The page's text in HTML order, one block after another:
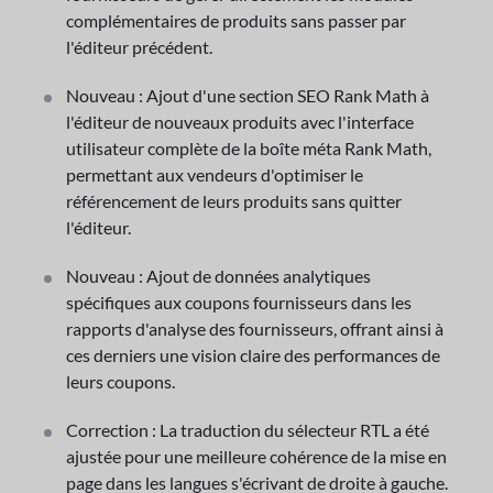
complémentaires de produits sans passer par
l'éditeur précédent.
Nouveau : Ajout d'une section SEO Rank Math à
l'éditeur de nouveaux produits avec l'interface
utilisateur complète de la boîte méta Rank Math,
permettant aux vendeurs d'optimiser le
référencement de leurs produits sans quitter
l'éditeur.
Nouveau : Ajout de données analytiques
spécifiques aux coupons fournisseurs dans les
rapports d'analyse des fournisseurs, offrant ainsi à
ces derniers une vision claire des performances de
leurs coupons.
Correction : La traduction du sélecteur RTL a été
ajustée pour une meilleure cohérence de la mise en
page dans les langues s'écrivant de droite à gauche.